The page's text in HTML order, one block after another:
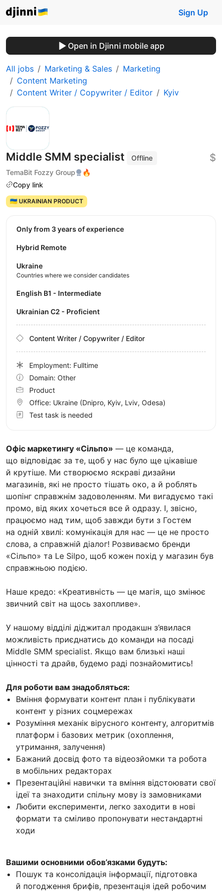
Sign Up
Open in Djinni mobile app
All jobs Marketing & Sales
Marketing
Content Marketing
Content Writer / Copywriter / Editor
Kyiv
Middle SMM specialist
Offline
TemaBit Fozzy Group
🔥
Copy link
$
🇺🇦 UKRAINIAN PRODUCT
Офіс маркетингу «Сільпо» — це команда,
що відповідає за те, щоб у нас було ще цікавіше
й крутіше. Ми створюємо яскраві дизайни
магазинів, які не просто тішать око, а й роблять
шопінг справжнім задоволенням. Ми вигадуємо такі
промо, від яких хочеться все й одразу. І, звісно,
працюємо над тим, щоб завжди бути з Гостем
на одній хвилі: комунікація для нас — це не просто
слова, а справжній діалог! Розвиваємо бренди
«Сільпо» та Le Silpo, щоб кожен похід у магазин був
справжньою подією.
Наше кредо: «Креативність — це магія, що змінює
звичний світ на щось захопливе».
У нашому відділі діджитал продакшн з’явилася
можливість приєднатись до команди на посаді
Middle SMM specialist. Якщо вам близькі наші
цінності та драйв, будемо раді познайомитись!
Для роботи вам знадобляться:
Вміння формувати контент план і публікувати
контент у різних соцмережах
Розуміння механік вірусного контенту, алгоритмів
платформ і базових метрик (охоплення,
утримання, залучення)
Бажаний досвід фото та відеозйомки та робота
в мобільних редакторах
Презентаційні навички та вміння відстоювати свої
ідеї та знаходити спільну мову із замовниками
Любити експерименти, легко заходити в нові
формати та сміливо пропонувати нестандартні
ходи
Вашими основними обов’язками будуть:
Пошук та консолідація інформації, підготовка
й погодження брифів, презентація ідей робочим
Only from 3 years of experience
Hybrid Remote
Ukraine
Countries where we consider candidates
English B1 - Intermediate
Ukrainian C2 - Proficient
Content Writer / Copywriter / Editor
Employment: Fulltime
Domain: Other
Product
Office: Ukraine (Dnipro, Kyiv, Lviv, Odesa)
Test task is needed